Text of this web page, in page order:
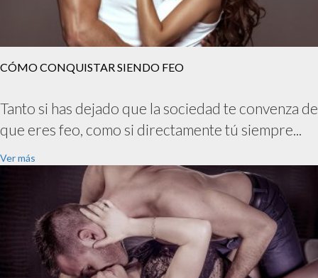
CÓMO CONQUISTAR SIENDO FEO
Tanto si has dejado que la sociedad te convenza de
que eres feo, como si directamente tú siempre...
Ver más